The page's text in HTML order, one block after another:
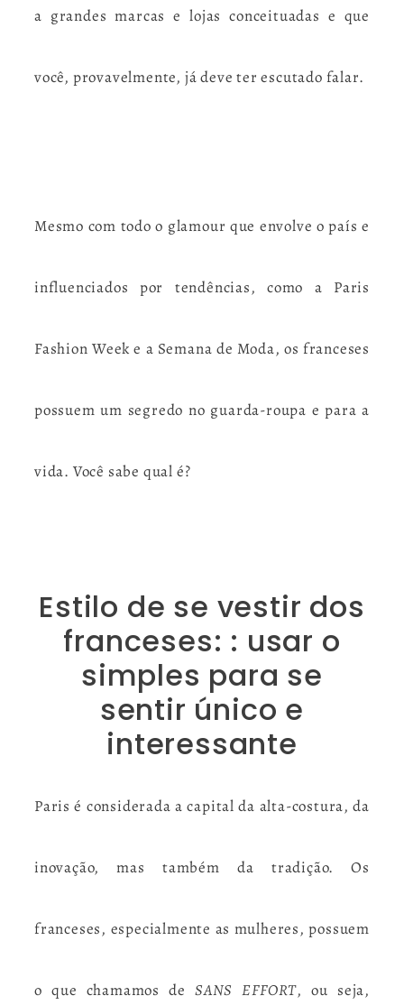
a grandes marcas e lojas conceituadas e que
você, provavelmente, já deve ter escutado falar.
Mesmo com todo o glamour que envolve o país e
influenciados por tendências, como a Paris
Fashion Week e a Semana de Moda, os franceses
possuem um segredo no guarda-roupa e para a
vida. Você sabe qual é?
Estilo de se vestir dos
franceses: : usar o
simples para se
sentir único e
interessante
Paris é considerada a capital da alta-costura, da
inovação, mas também da tradição. Os
franceses, especialmente as mulheres, possuem
o que chamamos de SANS EFFORT, ou seja,